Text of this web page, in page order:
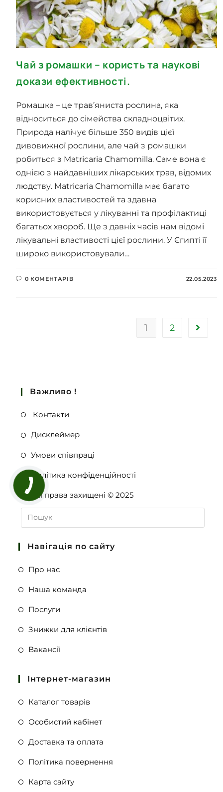
Чай з ромашки – користь та наукові
докази ефективності.
Ромашка – це трав’яниста рослина, яка
відноситься до сімейства складноцвітих.
Природа налічує більше 350 видів цієї
дивовижної рослини, але чай з ромашки
робиться з Matricaria Сhamomilla. Саме вона є
однією з найдавніших лікарських трав, відомих
людству. Matricaria Сhamomilla має багато
корисних властивостей та здавна
використовується у лікуванні та профілактиці
багатьох хвороб. Ще з давніх часів нам відомі
лікувальні властивості цієї рослини. У Єгипті її
широко використовували…
0 КОМЕНТАРІВ 22.05.2023
1 2
Важливо !
Контакти
Дисклеймер
Умови співпраці
Політика конфіденційності
Всі права захищені © 2025
Навігація по сайту
Про нас
Наша команда
Послуги
Знижки для клієнтів
Вакансії
Інтернет-магазин
Каталог товарів
Особистий кабінет
Доставка та оплата
Політика повернення
Карта сайту